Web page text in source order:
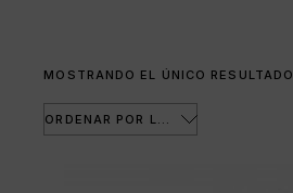
MOSTRANDO EL ÚNICO RESULTADO